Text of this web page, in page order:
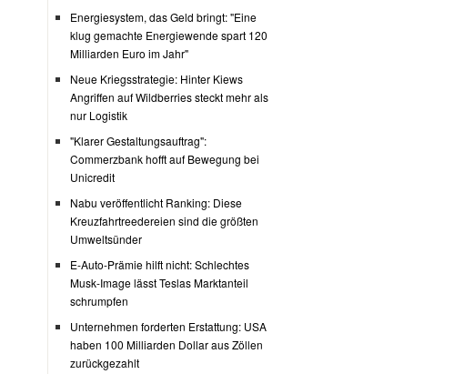
Energiesystem, das Geld bringt: "Eine
klug gemachte Energiewende spart 120
Milliarden Euro im Jahr"
Neue Kriegsstrategie: Hinter Kiews
Angriffen auf Wildberries steckt mehr als
nur Logistik
"Klarer Gestaltungsauftrag":
Commerzbank hofft auf Bewegung bei
Unicredit
Nabu veröffentlicht Ranking: Diese
Kreuzfahrtreedereien sind die größten
Umweltsünder
E-Auto-Prämie hilft nicht: Schlechtes
Musk-Image lässt Teslas Marktanteil
schrumpfen
Unternehmen forderten Erstattung: USA
haben 100 Milliarden Dollar aus Zöllen
zurückgezahlt